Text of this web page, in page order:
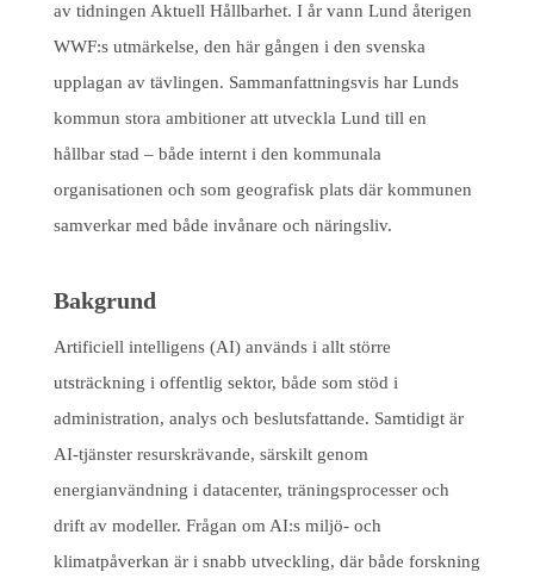
av tidningen Aktuell Hållbarhet. I år vann Lund återigen
WWF:s utmärkelse, den här gången i den svenska
upplagan av tävlingen. Sammanfattningsvis har Lunds
kommun stora ambitioner att utveckla Lund till en
hållbar stad – både internt i den kommunala
organisationen och som geografisk plats där kommunen
samverkar med både invånare och näringsliv.
Bakgrund
Artificiell intelligens (AI) används i allt större
utsträckning i offentlig sektor, både som stöd i
administration, analys och beslutsfattande. Samtidigt är
AI-tjänster resurskrävande, särskilt genom
energianvändning i datacenter, träningsprocesser och
drift av modeller. Frågan om AI:s miljö- och
klimatpåverkan är i snabb utveckling, där både forskning